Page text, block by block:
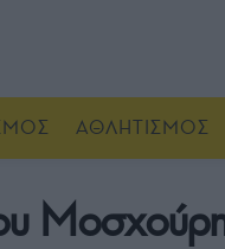
ΑΘΛΗΤΙΣΜΟΣ